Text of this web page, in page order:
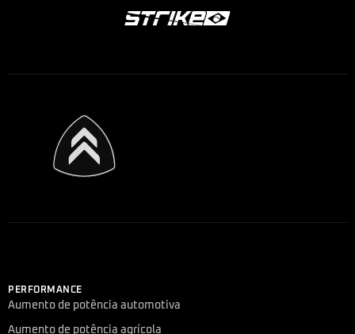
PERFORMANCE
Aumento de potência automotiva
Aumento de potência agrícola